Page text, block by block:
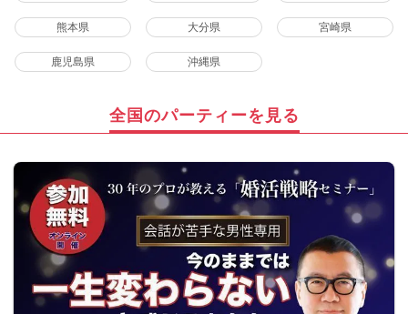
熊本県 大分県 宮崎県
鹿児島県 沖縄県
全国のパーティーを見る